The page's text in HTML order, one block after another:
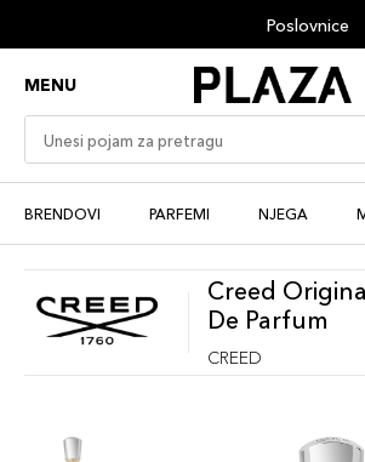
Poslovnice
MENU
BRENDOVI PARFEMI NJEGA
Creed
De Parfum
CREED